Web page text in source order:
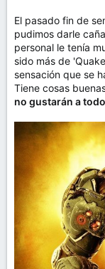
El pasado fin de
pudimos darle
personal le tenía
sido más de
sensación que se
Tiene cosas
no gustarán a